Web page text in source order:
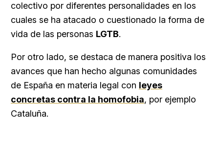
colectivo por diferentes personalidades en los
cuales se ha atacado o cuestionado la forma de
vida de las personas LGTB.
Por otro lado, se destaca de manera positiva los
avances que han hecho algunas comunidades
de España en materia legal con leyes
concretas contra la homofobia, por ejemplo
Cataluña.